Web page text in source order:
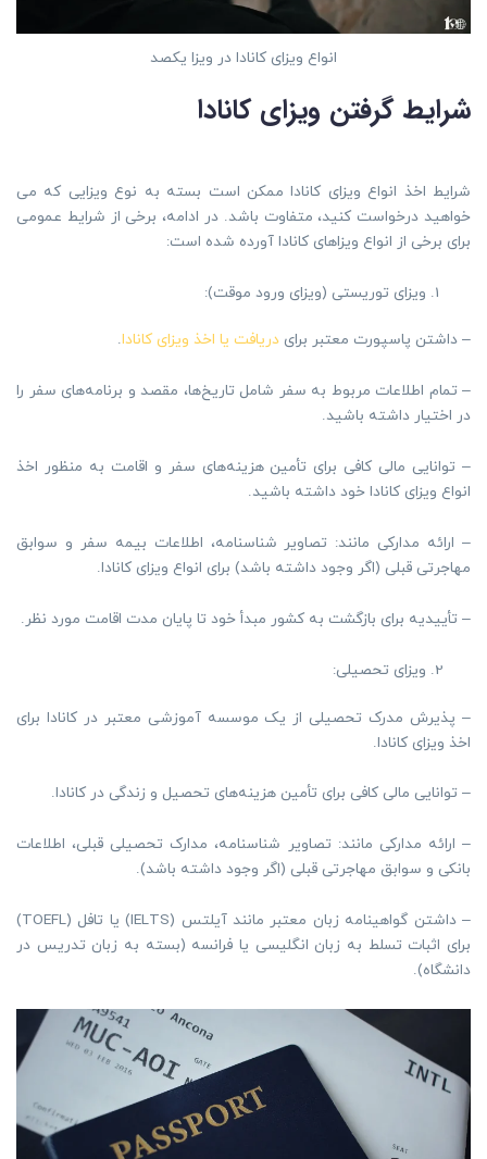
انواع ویزای کانادا در ویزا یکصد
شرایط گرفتن ویزای کانادا
شرایط اخذ انواع ویزای کانادا ممکن است بسته به نوع ویزایی که می
خواهید درخواست کنید، متفاوت باشد. در ادامه، برخی از شرایط عمومی
برای برخی از انواع ویزاهای کانادا آورده شده است:
ویزای توریستی (ویزای ورود موقت):
– داشتن پاسپورت معتبر برای دریافت یا اخذ ویزای کانادا.
– تمام اطلاعات مربوط به سفر شامل تاریخ‌ها، مقصد و برنامه‌های سفر را
در اختیار داشته باشید.
– توانایی مالی کافی برای تأمین هزینه‌های سفر و اقامت به منظور اخذ
انواع ویزای کانادا خود داشته باشید.
– ارائه مدارکی مانند: تصاویر شناسنامه، اطلاعات بیمه سفر و سوابق
مهاجرتی قبلی (اگر وجود داشته باشد) برای انواع ویزای کانادا.
– تأییدیه برای بازگشت به کشور مبدأ خود تا پایان مدت اقامت مورد نظر.
ویزای تحصیلی:
– پذیرش مدرک تحصیلی از یک موسسه آموزشی معتبر در کانادا برای
اخذ ویزای کانادا.
– توانایی مالی کافی برای تأمین هزینه‌های تحصیل و زندگی در کانادا.
– ارائه مدارکی مانند: تصاویر شناسنامه، مدارک تحصیلی قبلی، اطلاعات
بانکی و سوابق مهاجرتی قبلی (اگر وجود داشته باشد).
– داشتن گواهینامه زبان معتبر مانند آیلتس (IELTS) یا تافل (TOEFL)
برای اثبات تسلط به زبان انگلیسی یا فرانسه (بسته به زبان تدریس در
دانشگاه).